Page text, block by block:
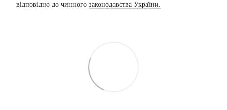
відповідно до чинного законодавства України.